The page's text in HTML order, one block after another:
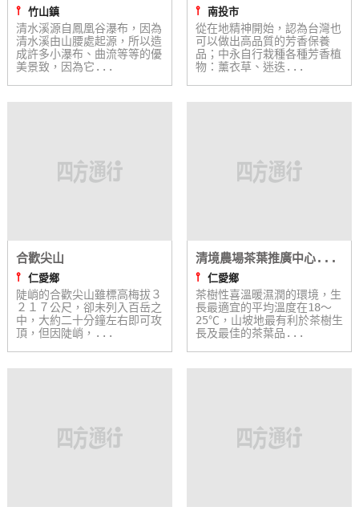
顧
客
滿
會
員
帳
戶
⫯ 竹山鎮
清水溪源自鳳凰谷瀑布，因為
清水溪由山腰處起源，所以造
成許多小瀑布、曲流等等的優
美景致，因為它...
⫯ 南投市
從在地精神開始，認為台灣也
可以做出高品質的芳香保養
品；中永自行栽種各種芳香植
物：薰衣草、迷迭...
合歡尖山
⫯ 仁愛鄉
陡峭的合歡尖山雖標高梅拔３
２１７公尺，卻未列入百岳之
中，大約二十分鐘左右即可攻
頂，但因陡峭，...
清境農場茶葉推廣中心...
⫯ 仁愛鄉
茶樹性喜溫暖濕潤的環境，生
長最適宜的平均溫度在18～
25℃，山坡地最有利於茶樹生
長及最佳的茶葉品...